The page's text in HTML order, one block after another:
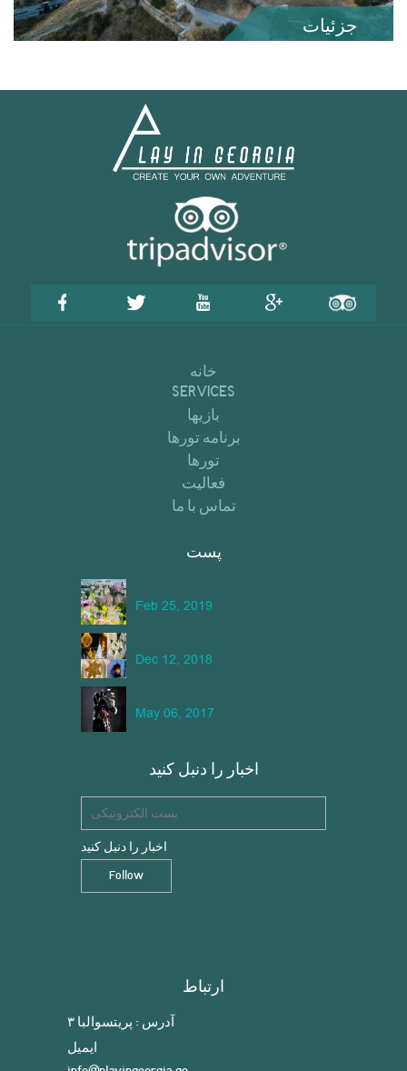
جزئیات
خانه
SERVICES
بازیها
برنامه تورها
تورها
فعالیت
تماس با ما
پست
Feb 25, 2019
Dec 12, 2018
May 06, 2017
اخبار را دنبل کنید
اخبار را دنبل کنید
ارتباط
آدرس : پریتسوالبا ۳
ایمیل